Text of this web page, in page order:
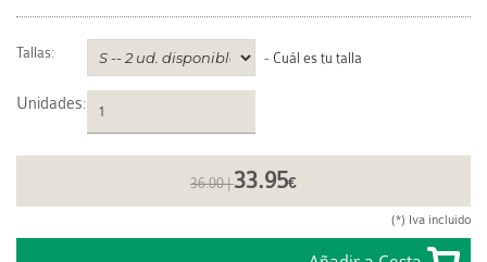
Tallas: - Cuál es tu talla
Unidades:
36.00 |33.95€
(*) Iva incluido